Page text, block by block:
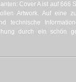
Cover A ist auf 666
Artwork. Auf eine
technische
durch ein schön